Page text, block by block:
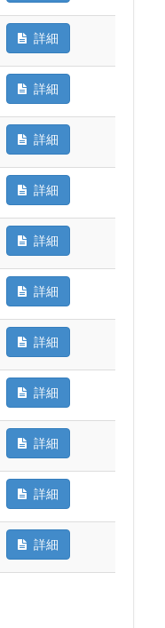
詳細
詳細
詳細
詳細
詳細
詳細
詳細
詳細
詳細
詳細
詳細